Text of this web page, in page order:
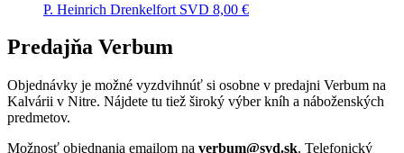
P. Heinrich Drenkelfort SVD 8,00 €
Predajňa Verbum
Objednávky je možné vyzdvihnúť si osobne v predajni Verbum na
Kalvárii v Nitre. Nájdete tu tiež široký výber kníh a náboženských
predmetov.
Možnosť objednania emailom na verbum@svd.sk. Telefonický